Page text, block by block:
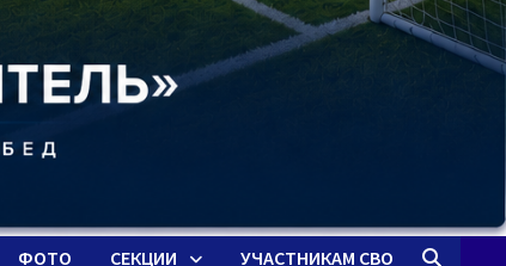
ФОТО СЕКЦИИ УЧАСТНИКАМ СВО